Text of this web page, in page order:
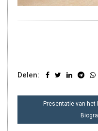
Delen:
BERICHTPresentatie van het